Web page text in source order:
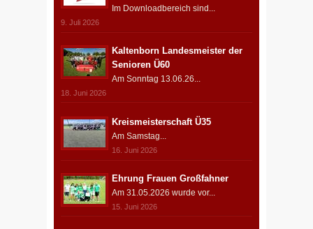
Im Downloadbereich sind...
9. Juli 2026
Kaltenborn Landesmeister der
Senioren Ü60
Am Sonntag 13.06.26...
18. Juni 2026
Kreismeisterschaft Ü35
Am Samstag...
16. Juni 2026
Ehrung Frauen Großfahner
Am 31.05.2026 wurde vor...
15. Juni 2026